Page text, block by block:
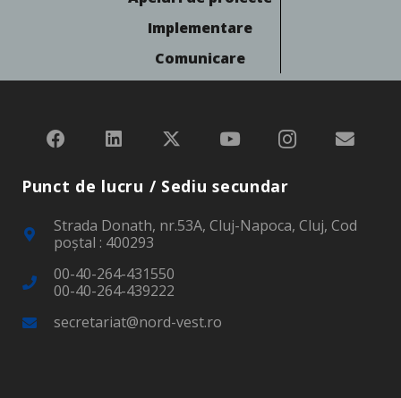
Implementare
Comunicare
Punct de lucru / Sediu secundar
Strada Donath, nr.53A, Cluj-Napoca, Cluj, Cod
poştal : 400293
00-40-264-431550
00-40-264-439222
secretariat@nord-vest.ro